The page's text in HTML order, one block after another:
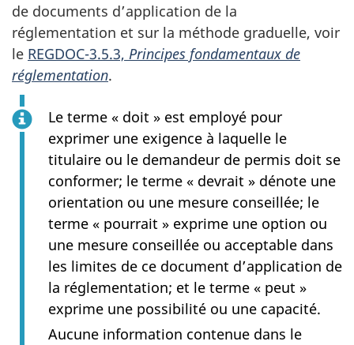
de documents d’application de la
réglementation et sur la méthode graduelle, voir
le REGDOC-3.5.3, Principes fondamentaux de
réglementation.
Le terme « doit » est employé pour
exprimer une exigence à laquelle le
titulaire ou le demandeur de permis doit se
conformer; le terme « devrait » dénote une
orientation ou une mesure conseillée; le
terme « pourrait » exprime une option ou
une mesure conseillée ou acceptable dans
les limites de ce document d’application de
la réglementation; et le terme « peut »
exprime une possibilité ou une capacité.
Aucune information contenue dans le